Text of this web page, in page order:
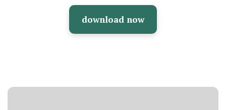
download now